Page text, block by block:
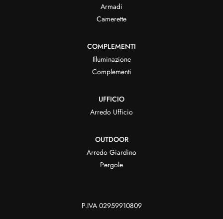
Armadi
Camerette
COMPLEMENTI
Illuminazione
Complementi
UFFICIO
Arredo Ufficio
OUTDOOR
Arredo Giardino
Pergole
P.IVA 02959910809